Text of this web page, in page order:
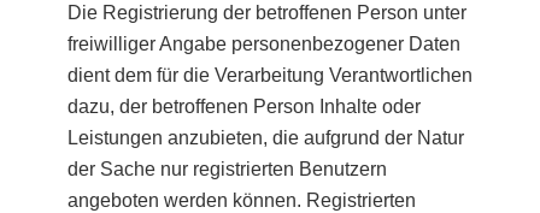
Die Registrierung der betroffenen Person unter
freiwilliger Angabe personenbezogener Daten
dient dem für die Verarbeitung Verantwortlichen
dazu, der betroffenen Person Inhalte oder
Leistungen anzubieten, die aufgrund der Natur
der Sache nur registrierten Benutzern
angeboten werden können. Registrierten